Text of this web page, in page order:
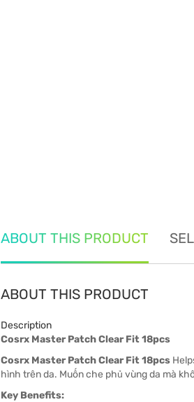
ABOUT THIS PRODUCT
ABOUT THIS PRODUCT
Description
Cosrx Master Patch Clear Fit 18pcs
Cosrx Master Patch Clear Fit 18pcs
hình trên da. Muốn che phủ vùng da mà
Key Benefits: